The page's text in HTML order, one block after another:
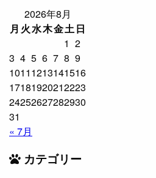
2026年8月
月 火水木金土日
1 2
3 4 5 6 7 8 9
10111213141516
17181920212223
24252627282930
31
« 7月
カテゴリー